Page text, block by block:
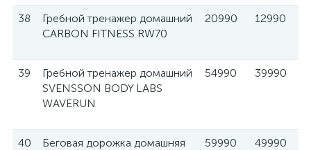
38
Гребной тренажер домашний
CARBON FITNESS RW70
20990 12990
39
Гребной тренажер домашний
SVENSSON BODY LABS
WAVERUN
54990 39990
40
Беговая дорожка домашняя
59990 49990